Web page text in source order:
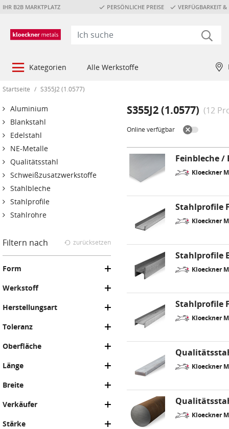
IHR B2B MARKTPLATZ PERSÖNLICHE PREISE VERFÜGBARKEIT &
Kategorien Alle Werkstoffe
Startseite / S355J2 (1.0577)
Aluminium
Blankstahl
Edelstahl
NE-Metalle
Qualitätsstahl
Schweißzusatzwerkstoffe
Stahlbleche
Stahlprofile
Stahlrohre
Filtern nach zurücksetzen
Form
Werkstoff
Herstellungsart
Toleranz
Oberfläche
Länge
Breite
Verkäufer
Stärke
S355J2 (1.0577) (12
Online verfügbar
Feinbleche /
Kloeckner
Stahlprofile
Kloeckner
Stahlprofile
Kloeckner
Stahlprofile
Kloeckner
Kloeckner
Kloeckner